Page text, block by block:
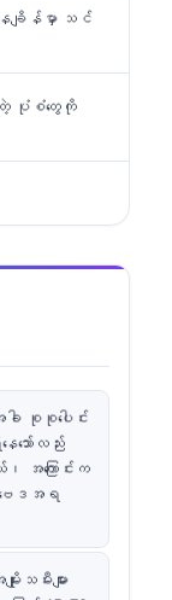
ချိန်မှာ သင်
တဲ့ ပုံစံတွေကို
စုစုပေါင်း
ော်လည်း
အကြောင်းက
ဗေဒအရ
သမီးများ